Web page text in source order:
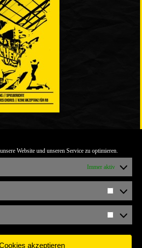
Website und unseren Service zu optimieren.
Immer aktiv
akzeptieren
CONNECTION
MAN NICHT